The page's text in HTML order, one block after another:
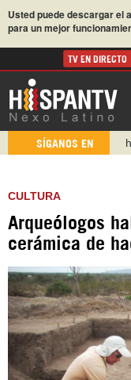
Usted puede descargar el
para un mejor
TV EN DIRECTO
SÍGANOS EN
CULTURA
Arqueólogos
cerámica de